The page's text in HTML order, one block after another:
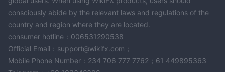
consciously abide by the relevant laws and regulations of the
country and region where they are located.
consumer hotline：006531290538
Official Email：support@wikifx.com；
Mobile Phone Number：234 706 777 7762；61 449895363